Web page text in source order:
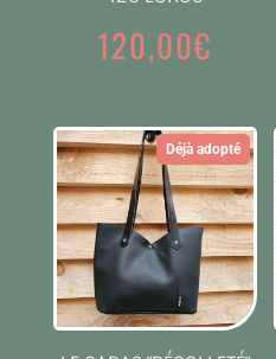
120,00€
Déjà adopté